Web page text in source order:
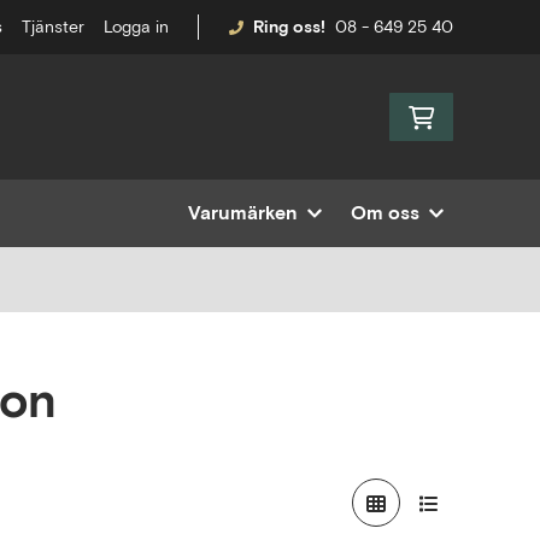
Tjänster Logga in Ring oss! 08 - 649 25 40
Varumärken Om oss